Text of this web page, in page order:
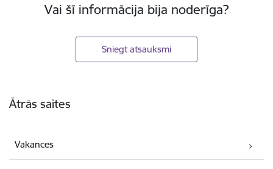
Vai šī informācija bija noderīga?
Sniegt atsauksmi
Ātrās saites
Vakances